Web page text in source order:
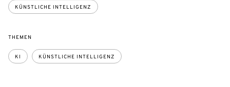
KÜNSTLICHE INTELLIGENZ
THEMEN
KI KÜNSTLICHE INTELLIGENZ